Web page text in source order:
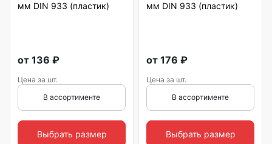
мм DIN 933 (пластик)
от 136 ₽
Цена за шт.
В ассортименте
Выбрать размер
мм DIN 933 (пластик)
от 176 ₽
Цена за шт.
В ассортименте
Выбрать размер